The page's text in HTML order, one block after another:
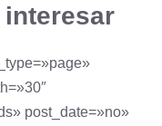
interesar
post_date=»no»